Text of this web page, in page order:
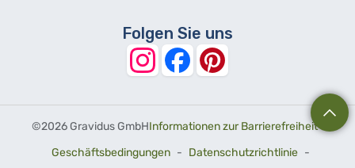
Folgen Sie uns
©2026 Gravidus GmbHInformationen zur Barrierefreiheit-
Geschäftsbedingungen - Datenschutzrichtlinie -